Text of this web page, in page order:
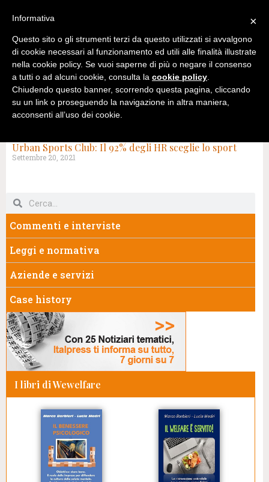
Urban Sports Club: Il 92% degli HR sceglie lo sport
Settembre 20, 2021
Commenti e interviste
Leggi e normativa
Aziende e servizi
Case history
I libri di Wewelfare
×
Informativa
Questo sito o gli strumenti terzi da questo utilizzati si avvalgono
di cookie necessari al funzionamento ed utili alle finalità illustrate
nella cookie policy. Se vuoi saperne di più o negare il consenso
a tutti o ad alcuni cookie, consulta la cookie policy.
Chiudendo questo banner, scorrendo questa pagina, cliccando
su un link o proseguendo la navigazione in altra maniera,
acconsenti all’uso dei cookie.